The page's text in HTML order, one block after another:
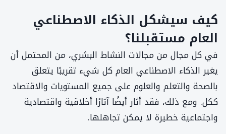
كيف سيشكل الذكاء الاصطناعي
العام مستقبلنا؟
في كل مجال من مجالات النشاط البشري، من المحتمل أن
يغير الذكاء الاصطناعي العام كل شيء تقريبًا يتعلق
بالصحة والتعلم والعلوم على جميع المستويات والاقتصاد
ككل. ومع ذلك، فقد أثار أيضًا آثارًا أخلاقية واقتصادية
واجتماعية خطيرة لا يمكن تجاهلها.